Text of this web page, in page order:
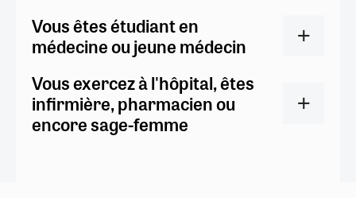
Vous êtes étudiant en
médecine ou jeune médecin
Vous exercez à l'hôpital, êtes
infirmière, pharmacien ou
encore sage-femme